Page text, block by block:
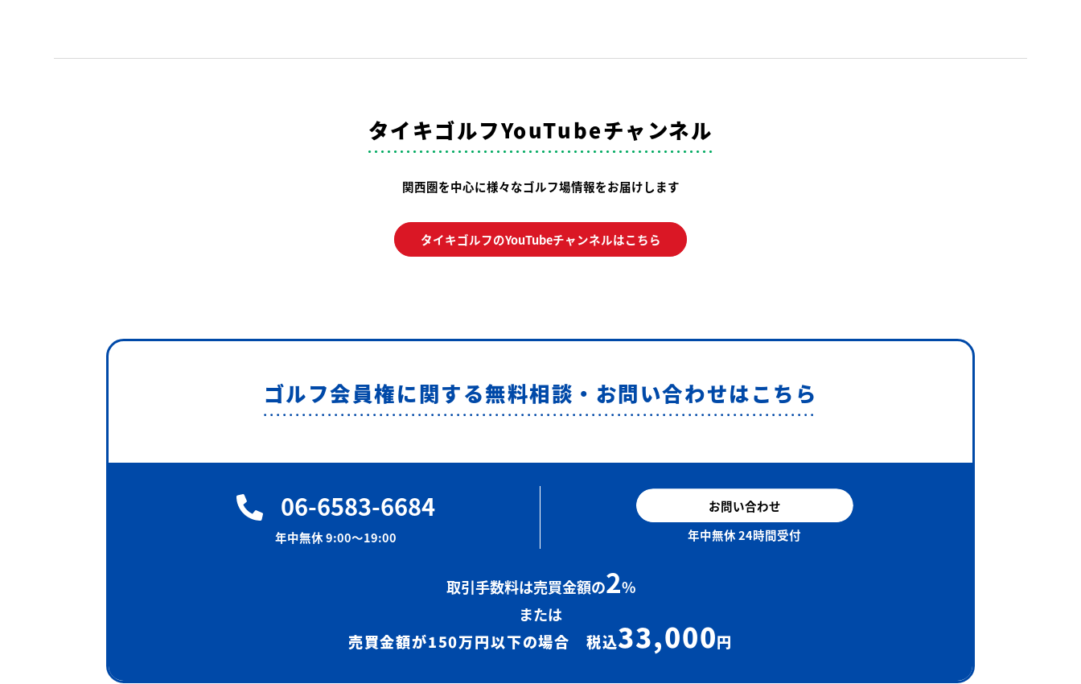
タイキゴルフYouTubeチャンネル
関西圏を中心に様々なゴルフ場情報をお届けします
タイキゴルフのYouTubeチャンネルはこちら
ゴルフ会員権に関する無料相談・お問い合わせはこちら
06-6583-6684
年中無休 9:00〜19:00
お問い合わせ
年中無休 24時間受付
取引手数料は売買金額の2%
または
売買金額が150万円以下の場合 税込33,000円